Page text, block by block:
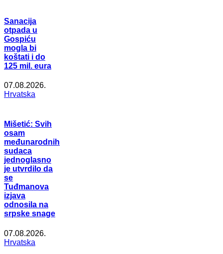
Sanacija
otpada u
Gospiću
mogla bi
koštati i do
125 mil. eura
07.08.2026.
Hrvatska
Mišetić: Svih
osam
međunarodnih
sudaca
jednoglasno
je utvrdilo da
se
Tuđmanova
izjava
odnosila na
srpske snage
07.08.2026.
Hrvatska